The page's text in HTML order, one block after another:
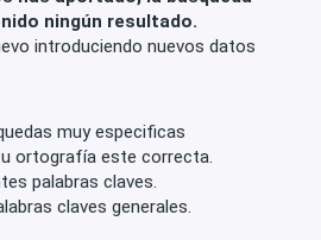
ningún resultado.
introduciendo nuevos datos
muy especificas
ortografía este correcta.
palabras claves.
claves generales.